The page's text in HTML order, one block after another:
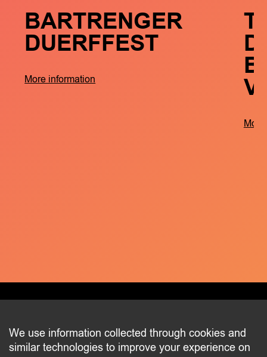
BARTRENGER
DUERFFEST
More information
CONTACT
2 beim Schlass
We use information collected through cookies and
similar technologies to improve your experience on